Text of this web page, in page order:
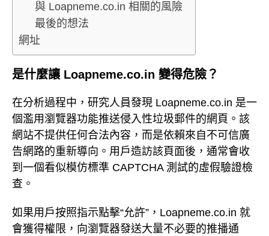
與 Loapneme.co.in 相關的風險
最後的想法
網址
是什麼讓 Loapneme.co.in 變得危險？
在分析過程中，研究人員發現 Loapneme.co.in 是一
個濫用瀏覽器功能推送侵入性垃圾郵件的網頁。該
網站不提供任何合法內容，而是依賴來自不可信廣
告網路的重新導向。用戶造訪該頁面後，通常會收
到一個看似模仿標準 CAPTCHA 測試的虛假驗證檢
查。
如果用戶按照指示點擊“允許”，Loapneme.co.in 就
會獲得權限，向瀏覽器發送大量不必要的推播通